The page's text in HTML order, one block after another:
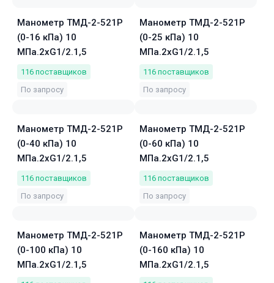
Манометр ТМД-2-521Р
(0-16 кПа) 10
МПа.2хG1/2.1,5
116 поставщиков
По запросу
Манометр ТМД-2-521Р
(0-25 кПа) 10
МПа.2хG1/2.1,5
116 поставщиков
По запросу
Манометр ТМД-2-521Р
(0-40 кПа) 10
МПа.2хG1/2.1,5
116 поставщиков
По запросу
Манометр ТМД-2-521Р
(0-60 кПа) 10
МПа.2хG1/2.1,5
116 поставщиков
По запросу
Манометр ТМД-2-521Р
(0-100 кПа) 10
МПа.2хG1/2.1,5
Манометр ТМД-2-521Р
(0-160 кПа) 10
МПа.2хG1/2.1,5